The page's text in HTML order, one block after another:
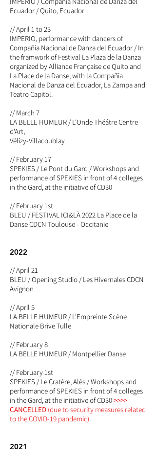
Ecuador / Quito, Ecuador
// April 1 to 23
IMPERIO, performance with dancers of
Compañía Nacional de Danza del Ecuador / In
the framwork of Festival La Plaza de la Danza
organized by Alliance Française de Quito and
La Place de la Danse, with la Compañia
Nacional de Danza del Ecuador, La Zampa and
Teatro Capitol.
// March 7
LA BELLE HUMEUR / L'Onde Théâtre Centre
d'Art,
Vélizy-Villacoublay
// February 17
SPEKIES / Le Pont du Gard / Workshops and
performance of SPEKIES in front of 4 colleges
in the Gard, at the initiative of CD30
// February 1st
BLEU / FESTIVAL ICI&LÀ 2022 La Place de la
Danse CDCN Toulouse - Occitanie
2022
// April 21
BLEU / Opening Studio / Les Hivernales CDCN
Avignon
// April 5
LA BELLE HUMEUR / L'Empreinte Scène
Nationale Brive Tulle
// February 8
LA BELLE HUMEUR / Montpellier Danse
// February 1st
SPEKIES / Le Cratère, Alès / Workshops and
performance of SPEKIES in front of 4 colleges
in the Gard, at the initiative of CD30>>>>
CANCELLED (due to security measures related
to the COVID-19 pandemic)
2021